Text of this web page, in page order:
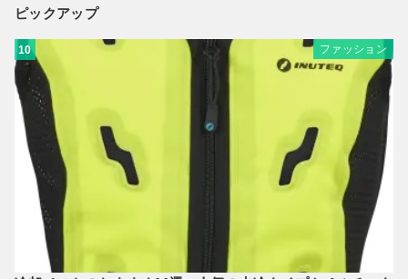
ピックアップ
10 ファッション